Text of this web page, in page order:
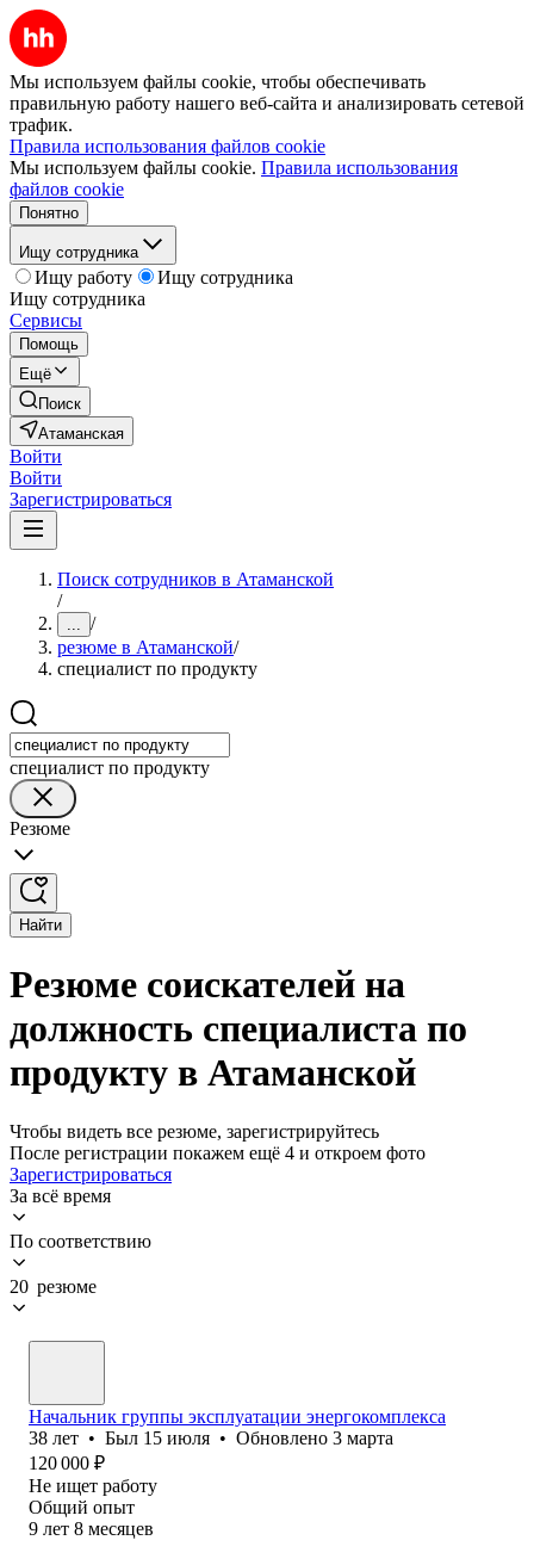
Мы используем файлы cookie, чтобы обеспечивать
правильную работу нашего веб-сайта и анализировать сетевой
трафик.
Правила использования файлов cookie
Мы используем файлы cookie. Правила использования
файлов cookie
Понятно
Ищу сотрудника
Ищу работу
Ищу сотрудника
Ищу сотрудника
Сервисы
Помощь
Ещё
Поиск
Атаманская
Войти
Войти
Зарегистрироваться
Поиск сотрудников в Атаманской
/
... /
резюме в Атаманской/
специалист по продукту
специалист по продукту
Резюме
Найти
Резюме соискателей на
должность специалиста по
продукту в Атаманской
Чтобы видеть все резюме, зарегистрируйтесь
После регистрации покажем ещё 4 и откроем фото
Зарегистрироваться
За всё время
По соответствию
20 резюме
Начальник группы эксплуатации энергокомплекса
38 лет • Был 15 июля • Обновлено 3 марта
120 000 ₽
Не ищет работу
Общий опыт
9 лет 8 месяцев